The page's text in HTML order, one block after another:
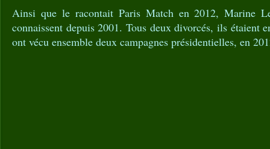
Ainsi que le racontait Paris Match en 2012, Marine
connaissent depuis 2001. Tous deux divorcés, ils étaient
ont vécu ensemble deux campagnes présidentielles, en